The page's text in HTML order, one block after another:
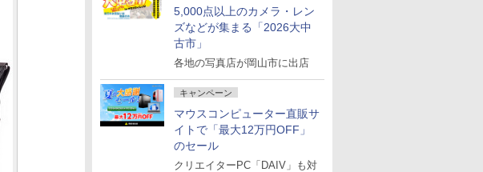
5,000点以上のカメラ・レン
ズなどが集まる「2026大中
古市」
各地の写真店が岡山市に出店
キャンペーン
マウスコンピューター直販サ
イトで「最大12万円OFF」
のセール
クリエイターPC「DAIV」も対